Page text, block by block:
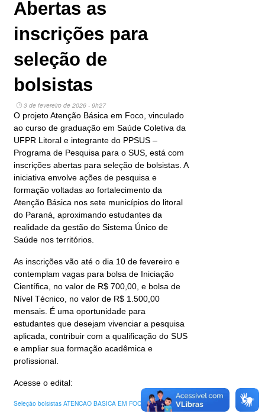
Abertas as
inscrições para
seleção de
bolsistas
3 de fevereiro de 2026 - 9h27
O projeto Atenção Básica em Foco, vinculado
ao curso de graduação em Saúde Coletiva da
UFPR Litoral e integrante do PPSUS –
Programa de Pesquisa para o SUS, está com
inscrições abertas para seleção de bolsistas. A
iniciativa envolve ações de pesquisa e
formação voltadas ao fortalecimento da
Atenção Básica nos sete municípios do litoral
do Paraná, aproximando estudantes da
realidade da gestão do Sistema Único de
Saúde nos territórios.
As inscrições vão até o dia 10 de fevereiro e
contemplam vagas para bolsa de Iniciação
Científica, no valor de R$ 700,00, e bolsa de
Nível Técnico, no valor de R$ 1.500,00
mensais. É uma oportunidade para
estudantes que desejam vivenciar a pesquisa
aplicada, contribuir com a qualificação do SUS
e ampliar sua formação acadêmica e
profissional.
Acesse o edital:
Seleção bolsistas ATENCAO BASICA EM FOCO Baixar